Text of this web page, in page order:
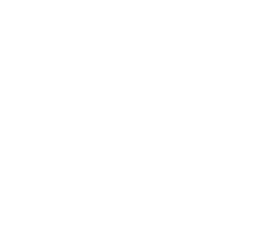
Handwerke werden in der
Handwerksordnung
(HwO)
Württembergische Handwerkstag e.